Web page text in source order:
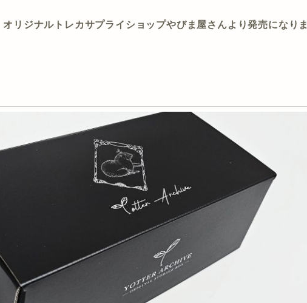
リジナルトレカサプライショップやびま屋さんより発売になりま